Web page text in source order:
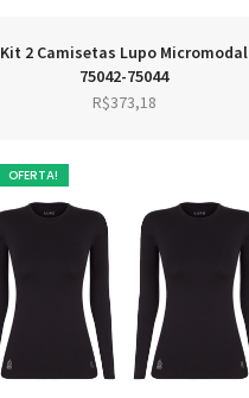
Kit 2 Camisetas Lupo Micromodal
75042-75044
R$373,18
OFERTA!